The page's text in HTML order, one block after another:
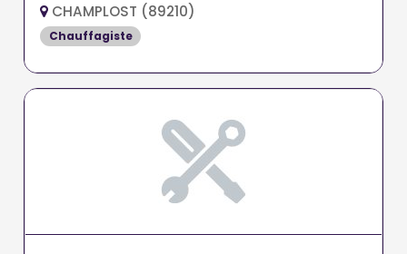
CHAMPLOST (89210)
Chauffagiste